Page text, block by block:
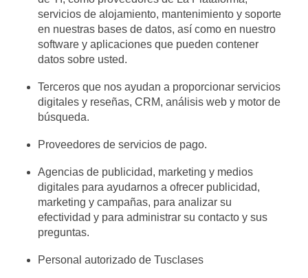
servicios de alojamiento, mantenimiento y soporte
en nuestras bases de datos, así como en nuestro
software y aplicaciones que pueden contener
datos sobre usted.
Terceros que nos ayudan a proporcionar servicios
digitales y reseñas, CRM, análisis web y motor de
búsqueda.
Proveedores de servicios de pago.
Agencias de publicidad, marketing y medios
digitales para ayudarnos a ofrecer publicidad,
marketing y campañas, para analizar su
efectividad y para administrar su contacto y sus
preguntas.
Personal autorizado de Tusclases